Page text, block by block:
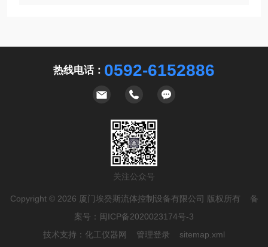
热线电话： 0592-6152886
关注公众号
Copyright © 2026 厦门埃癸斯流体控制设备有限公司 版权所有 备
案号： 闽ICP备2020023174号-3
技术支持： 化工仪器网 管理登录 sitemap.xml